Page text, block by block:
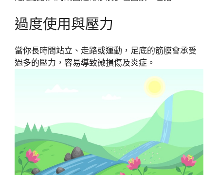
過度使用與壓力
當你長時間站立、走路或運動，足底的筋膜會承受
過多的壓力，容易導致微損傷及炎症。